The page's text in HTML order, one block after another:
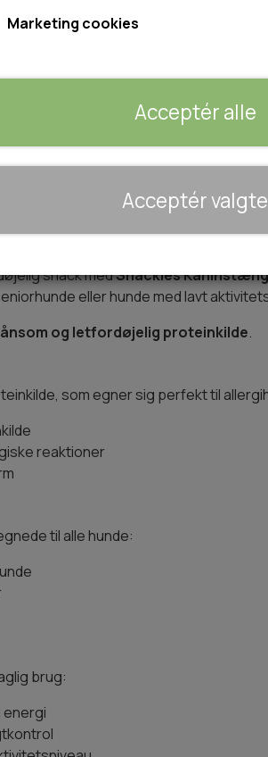
🐾 UDSTYR & KOMFORT
TRANSPORT
SENGE OG TÆPPER
SOMMERTING
Indhold: 170g
+
snack med 95% kanin
snack medSnackies
eller hunde med lavt
og letfordøjelig proteinkilde.
som egner sig perfekt til
reaktioner
til alle hunde:
brug:
energi
Marketing cookies
Acceptér alle
Acceptér valgte